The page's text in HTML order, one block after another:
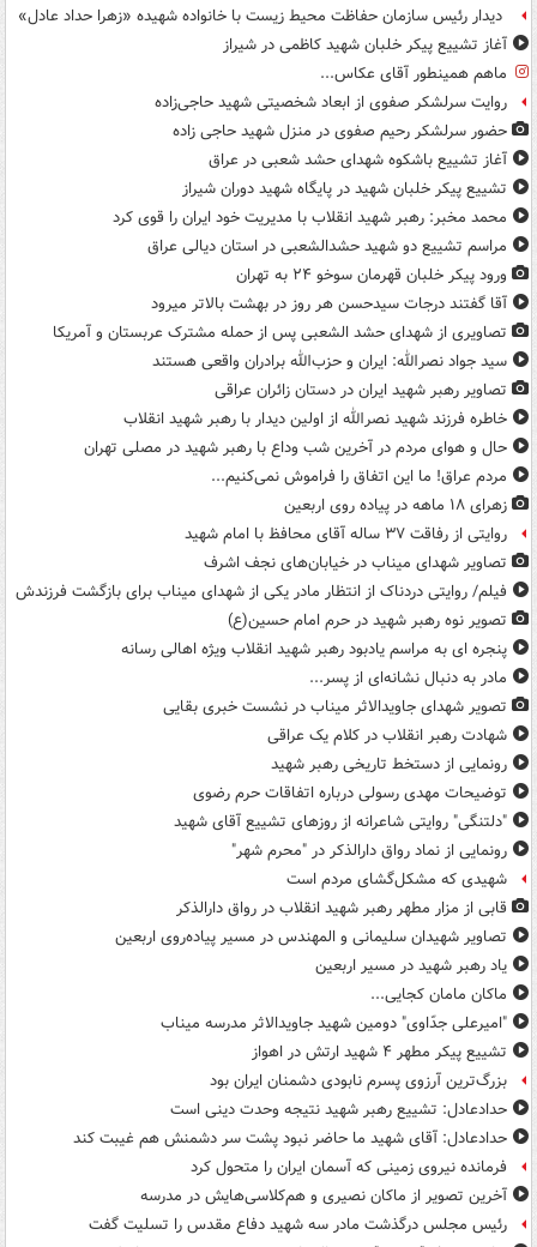
‌ دیدار رئیس سازمان حفاظت محیط زیست با خانواده شهیده «زهرا حداد عادل»
آغاز تشییع پیکر خلبان شهید کاظمی در شیراز
ماهم همینطور آقای عکاس...
روایت سرلشکر صفوی از ابعاد شخصیتی شهید حاجی‌زاده
حضور سرلشکر رحیم صفوی در منزل شهید حاجی زاده
آغاز تشییع باشکوه شهدای حشد شعبی در عراق
تشییع پیکر خلبان شهید در پایگاه شهید دوران شیراز
محمد مخبر: رهبر شهید انقلاب با مدیریت خود ایران را قوی کرد
مراسم تشییع دو شهید حشدالشعبی در استان دیالی عراق
ورود پیکر خلبان قهرمان سوخو ۲۴ به تهران
آقا گفتند درجات سیدحسن هر روز در بهشت بالاتر میرود
تصاویری از شهدای حشد الشعبی پس از حمله مشترک عربستان و آمریکا
سید جواد نصرالله: ایران و حزب‌الله برادران واقعی هستند
تصاویر رهبر شهید ایران در دستان زائران عراقی
خاطره فرزند شهید نصرالله از اولین دیدار با رهبر شهید انقلاب
حال و هوای مردم در آخرین شب وداع با رهبر شهید در مصلی تهران
مردم عراق! ما این اتفاق را فراموش نمی‌کنیم...
زهرای ۱۸ ماهه در پیاده روی اربعین
روایتی از رفاقت ۳۷ ساله آقای محافظ با امام شهید
تصاویر شهدای میناب در خیابان‌های نجف اشرف
فیلم/ روایتی دردناک از انتظار مادر یکی از شهدای میناب برای بازگشت فرزندش
تصویر نوه رهبر شهید در حرم امام حسین(ع)
پنجره ای به مراسم یادبود رهبر شهید انقلاب ویژه اهالی رسانه
مادر به دنبال نشانه‌ای از پسر...
تصویر شهدای جاویدالاثر میناب در نشست خبری بقایی
شهادت رهبر انقلاب در کلام یک عراقی
رونمایی از دستخط تاریخی رهبر شهید
توضیحات مهدی رسولی درباره اتفاقات حرم رضوی
"دلتنگی" روایتی شاعرانه از روزهای تشییع آقای شهید
رونمایی از نماد رواق دارالذکر در "محرم شهر"
شهیدی که مشکل‌گشای مردم است
قابی از مزار مطهر رهبر شهید انقلاب در رواق دارالذکر
تصاویر شهیدان سلیمانی و المهندس در مسیر پیاده‌روی اربعین
یاد رهبر شهید در مسیر اربعین
ماکان مامان کجایی...
"امیرعلی جدّاوی" دومین شهید جاویدالاثر مدرسه میناب
تشییع پیکر مطهر ۴ شهید ارتش در اهواز
بزرگ‌ترین آرزوی پسرم نابودی دشمنان ایران بود
حدادعادل: تشییع رهبر شهید نتیجه وحدت دینی است
حدادعادل: آقای شهید ما حاضر نبود پشت سر دشمنش هم غیبت کند
فرمانده نیروی زمینی که آسمان ایران را متحول کرد
آخرین تصویر از ماکان نصیری و هم‌کلاسی‌هایش در مدرسه
رئیس مجلس درگذشت مادر سه شهید دفاع مقدس را تسلیت گفت